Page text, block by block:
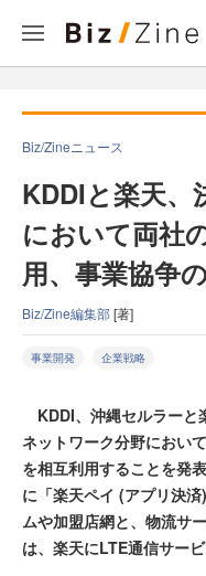
Biz/Zineニュース
KDDIと楽天、
において両社
用、事業協争
Biz/Zine編集部[著]
事業開発 企業戦略
KDDI、沖縄セルラーと
ネットワーク分野におい
を相互利用することを発
に「楽天ペイ (アプリ決
ムや加盟店網と、物流サ
は、楽天にLTE通信サー